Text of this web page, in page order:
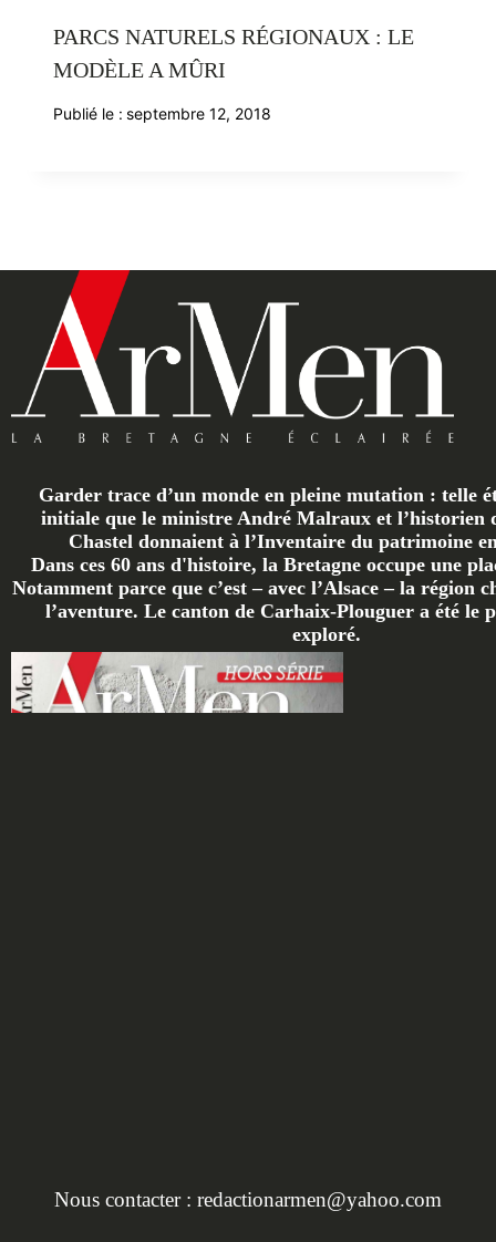
PARCS NATURELS RÉGIONAUX : LE
MODÈLE A MÛRI
Publié le : septembre 12, 2018
Garder trace d’un monde en pleine mutation : telle
initiale que le ministre André Malraux et l’historien
Chastel donnaient à l’Inventaire du patrimoine
Dans ces 60 ans d'histoire, la Bretagne occupe une
Notamment parce que c’est – avec l’Alsace – la région
l’aventure. Le canton de Carhaix-Plouguer a été le
exploré.
PATRIMOINE EN
Nous contacter : redactionarmen@yahoo.com